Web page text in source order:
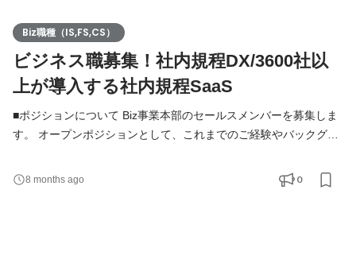
Biz職種（IS,FS,CS）
ビジネス職募集！社内規程DX/3600社以
上が導入する社内規程SaaS
■ポジションについて Biz事業本部のセールスメンバーを募集しま
す。 オープンポジションとして、これまでのご経験やバックグラ
ンを弊社から提案させていただきます。 「自分に適したポジショ
ンがわからない」「自これまでの経験が活かせるポジションを知
8 months ago 0